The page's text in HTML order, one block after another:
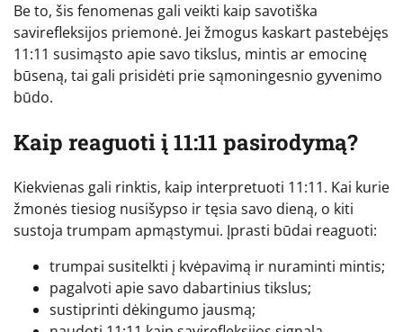
Be to, šis fenomenas gali veikti kaip savotiška
savirefleksijos priemonė. Jei žmogus kaskart pastebėjęs
11:11 susimąsto apie savo tikslus, mintis ar emocinę
būseną, tai gali prisidėti prie sąmoningesnio gyvenimo
būdo.
Kaip reaguoti į 11:11 pasirodymą?
Kiekvienas gali rinktis, kaip interpretuoti 11:11. Kai kurie
žmonės tiesiog nusišypso ir tęsia savo dieną, o kiti
sustoja trumpam apmąstymui. Įprasti būdai reaguoti:
trumpai susitelkti į kvėpavimą ir nuraminti mintis;
pagalvoti apie savo dabartinius tikslus;
sustiprinti dėkingumo jausmą;